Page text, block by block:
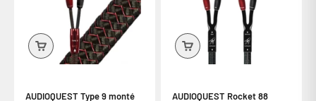
AUDIOQUEST Type 9 monté
AUDIOQUEST Rocket 88